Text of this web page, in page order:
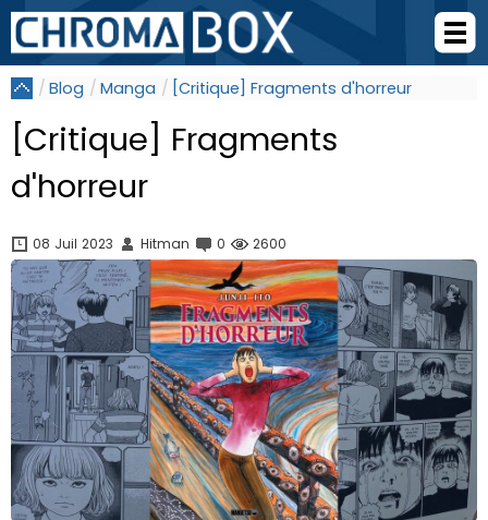
Blog Manga [Critique] Fragments d'horreur
[Critique] Fragments
d'horreur
08 Juil 2023 Hitman 0 2600